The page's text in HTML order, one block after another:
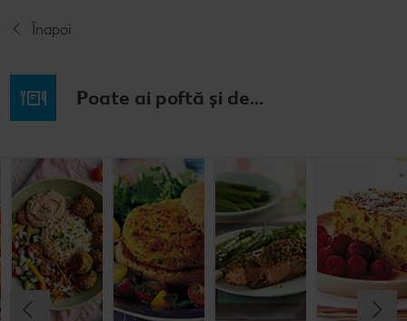
Înapoi
Poate ai poftă și de...
Prăjitură de
mere
nemțească
Cel mult 60 minute
Simplu
Chifteluțe cu
piure de
cartofi și
chives
Cel mult 60 minute
Simplu
Cel mult 60 minute
Simplu
crustă de
pesto
Cel mult 60 minute